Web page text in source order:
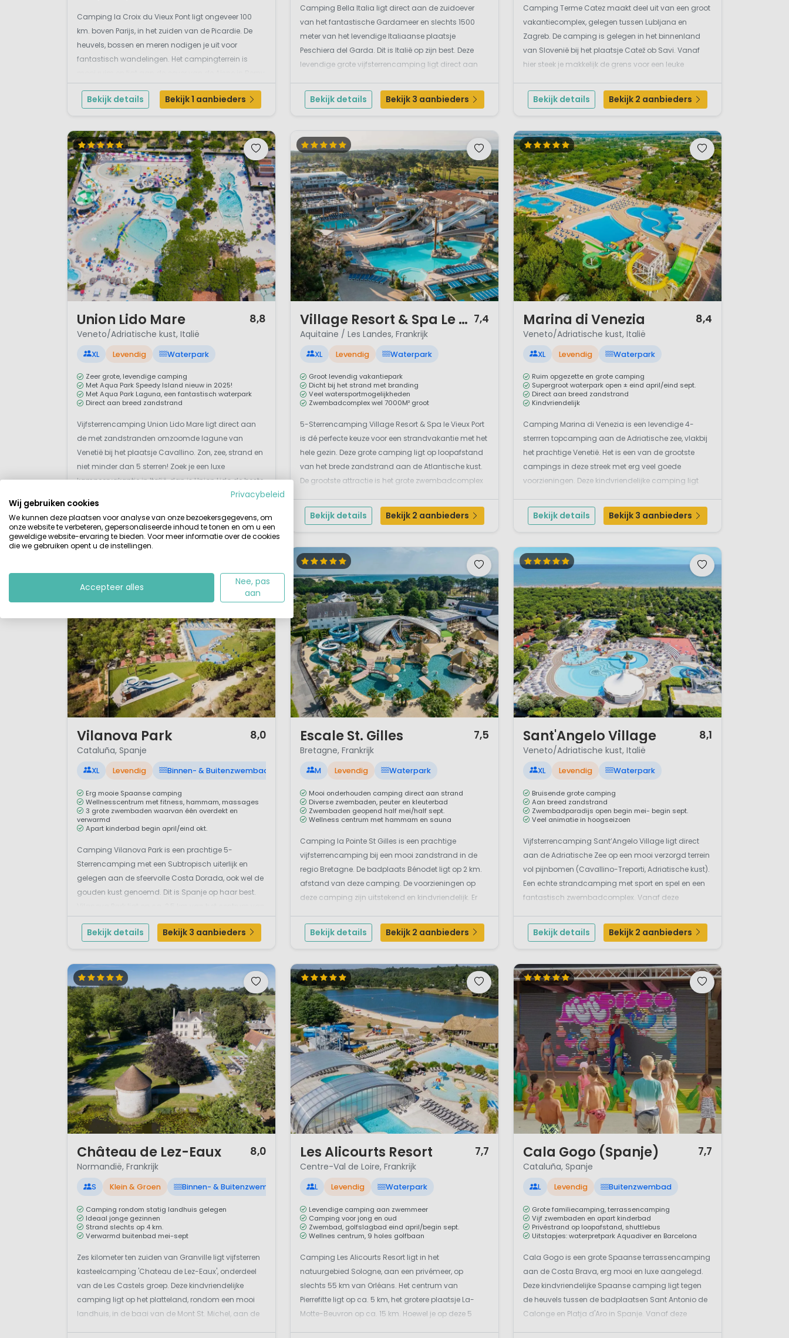
Camping la Croix du Vieux Pont ligt ongeveer 100
km. boven Parijs, in het zuiden van de Picardie. De
heuvels, bossen en meren nodigen je uit voor
fantastisch wandelingen. Het campingterrein is
en najaar, of een tussencamping in het hoogse...
Bekijk details Bekijk 1 aanbieders
Camping Bella Italia ligt direct aan de zuidoever
van het fantastische Gardameer en slechts 1500
meter van het levendige Italiaanse plaatsje
Peschiera del Garda. Dit is Italië op zijn best. Deze
levendige grote vijfsterrencamping ligt direct aan
Bella Italia wordt dit een heerlijke zon-, meer- en...
Bekijk details Bekijk 3 aanbieders
Camping Terme Catez maakt deel uit van een groot
vakantiecomplex, gelegen tussen Lubljana en
Zagreb. De camping is gelegen in het binnenland
van Slovenië bij het plaatsje Catež ob Savi. Vanaf
hier steek je makkelijk de grens voor een leuke
camping is het zwembadencomplex meer dan
10.000 m²...
Bekijk details Bekijk 2 aanbieders
Union Lido Mare 8,8
Veneto/Adriatische kust, Italië
XL Levendig Waterpark
Zeer grote, levendige camping
Met Aqua Park Speedy Island nieuw in 2025!
Met Aqua Park Laguna, een fantastisch waterpark
Direct aan breed zandstrand
Vijfsterrencamping Union Lido Mare ligt direct aan
de met zandstranden omzoomde lagune van
Venetië bij het plaatsje Cavallino. Zon, zee, strand en
niet minder dan 5 sterren! Zoek je een luxe
kampeervakantie in Italië, dan is Union Lido de beste
keuze. Union Lido is een levendige en zeer grote
camping direct aan het strand, ideaal voor een...
Bekijk details Bekijk 3 aanbieders
Village Resort & Spa Le Vieux Port 7,4
Aquitaine / Les Landes, Frankrijk
XL Levendig Waterpark
Groot levendig vakantiepark
Dicht bij het strand met branding
Veel watersportmogelijkheden
Zwembadcomplex wel 7000M² groot
5-Sterrencamping Village Resort & Spa le Vieux Port
is dé perfecte keuze voor een strandvakantie met het
hele gezin. Deze grote camping ligt op loopafstand
van het brede zandstrand aan de Atlantische kust.
De grootste attractie is het grote zwembadcomplex
een jacuzzi, een golfslagbad en een...
Bekijk details Bekijk 2 aanbieders
Marina di Venezia 8,4
Veneto/Adriatische kust, Italië
XL Levendig Waterpark
Ruim opgezette en grote camping
Supergroot waterpark open ± eind april/eind sept.
Direct aan breed zandstrand
Kindvriendelijk
Camping Marina di Venezia is een levendige 4-
sterrren topcamping aan de Adriatische zee, vlakbij
het prachtige Venetië. Het is een van de grootste
campings in deze streek met erg veel goede
voorzieningen. Deze kindvriendelijke camping ligt
aflopende strand: de perfecte locatie voor een luxe...
Bekijk details Bekijk 3 aanbieders
Vilanova Park 8,0
Cataluña, Spanje
XL Levendig Binnen- & Buitenzwembad
Erg mooie Spaanse camping
Wellnesscentrum met fitness, hammam, massages
3 grote zwembaden waarvan één overdekt en
verwarmd
Apart kinderbad begin april/eind okt.
Camping Vilanova Park is een prachtige 5-
Sterrencamping met een Subtropisch uiterlijk en
gelegen aan de sfeervolle Costa Dorada, ook wel de
gouden kust genoemd. Dit is Spanje op haar best.
Camping Vilanova Park is werkelijk prachtig
Bekijk details Bekijk 3 aanbieders
Escale St. Gilles 7,5
Bretagne, Frankrijk
M Levendig Waterpark
Mooi onderhouden camping direct aan strand
Diverse zwembaden, peuter en kleuterbad
Zwembaden geopend half mei/half sept.
Wellness centrum met hammam en sauna
Camping la Pointe St Gilles is een prachtige
vijfsterrencamping bij een mooi zandstrand in de
regio Bretagne. De badplaats Bénodet ligt op 2 km.
afstand van deze camping. De voorzieningen op
deze camping zijn uitstekend en kindvriendelijk. Er
maar ook een wellness centrum met spa voor de
ouder...
Bekijk details Bekijk 2 aanbieders
Sant'Angelo Village 8,1
Veneto/Adriatische kust, Italië
XL Levendig Waterpark
Bruisende grote camping
Aan breed zandstrand
Zwembadparadijs open begin mei- begin sept.
Veel animatie in hoogseizoen
Vijfsterrencamping Sant’Angelo Village ligt direct
aan de Adriatische Zee op een mooi verzorgd terrein
vol pijnbomen (Cavallino-Treporti, Adriatische kust).
Een echte strandcamping met sport en spel en een
fantastisch zwembadcomplex. Vanaf deze
aflopende schitterende strand op. Omgeven door
water ...
Bekijk details Bekijk 2 aanbieders
Château de Lez-Eaux 8,0
Normandië, Frankrijk
S Klein & Groen Binnen- & Buitenzwembad
Camping rondom statig landhuis gelegen
Ideaal jonge gezinnen
Strand slechts op 4 km.
Verwarmd buitenbad mei-sept
Zes kilometer ten zuiden van Granville ligt vijfsterren
kasteelcamping 'Chateau de Lez-Eaux', onderdeel
van de Les Castels groep. Deze kindvriendelijke
camping ligt op het platteland, rondom een mooi
landhuis, in de baai van de Mont St. Michel, aan de
Les Alicourts Resort 7,7
Centre-Val de Loire, Frankrijk
L Levendig Waterpark
Levendige camping aan zwemmeer
Camping voor jong en oud
Zwembad, golfslagbad eind april/begin sept.
Wellnes centrum, 9 holes golfbaan
Camping Les Alicourts Resort ligt in het
natuurgebied Sologne, aan een privémeer, op
slechts 55 km van Orléans. Het centrum van
Pierrefitte ligt op ca. 5 km, het grotere plaatsje La-
Motte-Beuvron op ca. 15 km. Hoewel je op deze 5
Cala Gogo (Spanje) 7,7
Cataluña, Spanje
L Levendig Buitenzwembad
Grote familiecamping, terrassencamping
Vijf zwembaden en apart kinderbad
Privéstrand op loopafstand, shuttlebus
Uitstapjes: waterpretpark Aquadiver en Barcelona
Cala Gogo is een grote Spaanse terrassencamping
aan de Costa Brava, erg mooi en luxe aangelegd.
Deze kindvriendelijke Spaanse camping ligt tegen
de heuvels tussen de badplaatsen Sant Antonio de
Calonge en Platja d'Aro in Spanje. Vanaf deze
Privacybeleid
Wij gebruiken cookies
We kunnen deze plaatsen voor analyse van onze bezoekersgegevens, om
onze website te verbeteren, gepersonaliseerde inhoud te tonen en om u een
geweldige website-ervaring te bieden. Voor meer informatie over de cookies
die we gebruiken opent u de instellingen.
Accepteer alles
Nee, pas
aan